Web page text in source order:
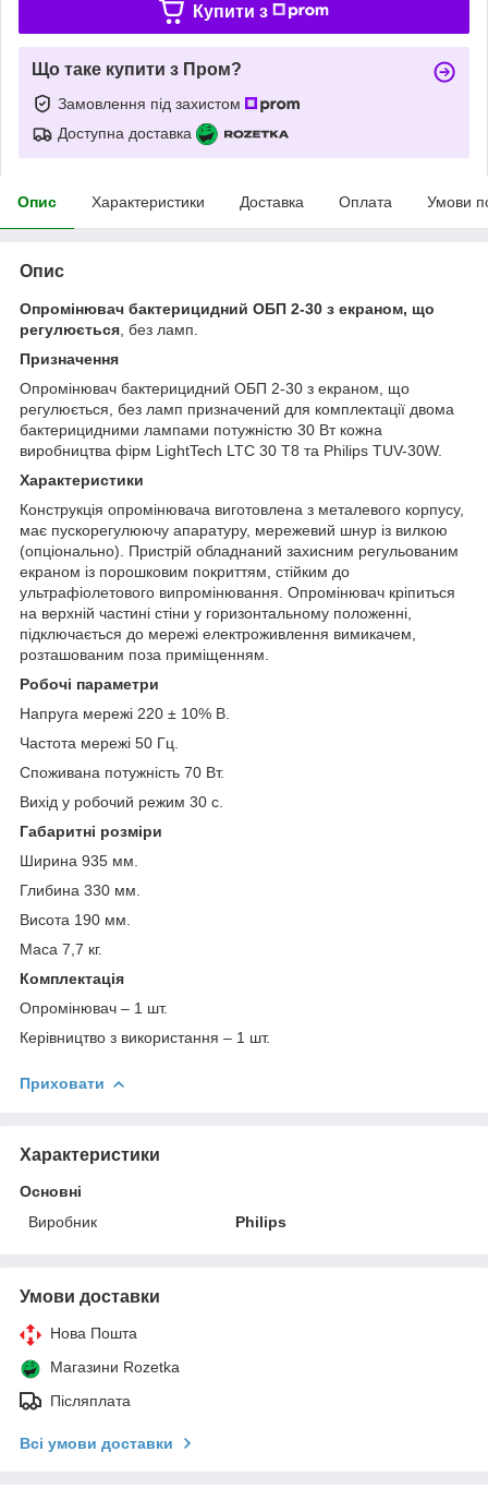
Купити з
Що таке купити з Пром?
Замовлення під захистом
Доступна доставка
Опис Характеристики Доставка Оплата Умови
Опис
Опромінювач бактерицидний ОБП 2-30 з екраном, що
регулюється , без ламп.
Призначення
Опромінювач бактерицидний ОБП 2-30 з екраном, що
регулюється, без ламп призначений для комплектації двома
бактерицидними лампами потужністю 30 Вт кожна
виробництва фірм LightTech LTC 30 T8 та Philips TUV-30W.
Характеристики
Конструкція опромінювача виготовлена з металевого корпусу,
має пускорегулюючу апаратуру, мережевий шнур із вилкою
(опціонально). Пристрій обладнаний захисним регульованим
екраном із порошковим покриттям, стійким до
ультрафіолетового випромінювання. Опромінювач кріпиться
на верхній частині стіни у горизонтальному положенні,
підключається до мережі електроживлення вимикачем,
розташованим поза приміщенням.
Робочі параметри
Напруга мережі 220 ± 10% В.
Частота мережі 50 Гц.
Споживана потужність 70 Вт.
Вихід у робочий режим 30 с.
Габаритні розміри
Ширина 935 мм.
Глибина 330 мм.
Висота 190 мм.
Маса 7,7 кг.
Комплектація
Опромінювач – 1 шт.
Керівництво з використання – 1 шт.
Приховати
Характеристики
Основні
Виробник
Philips
Умови доставки
Нова Пошта
Магазини Rozetka
Післяплата
Всі умови доставки